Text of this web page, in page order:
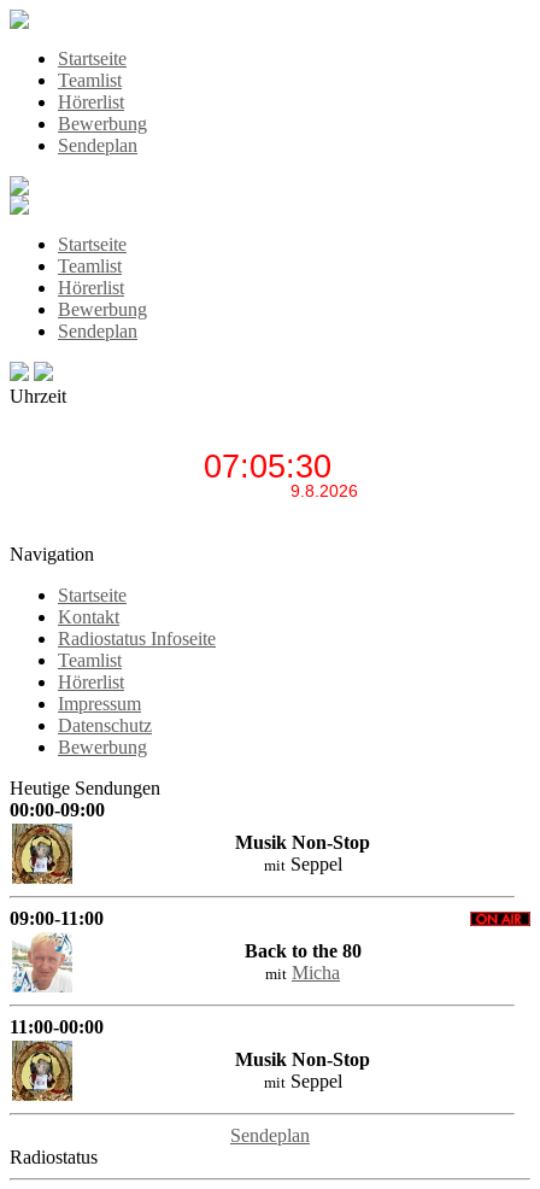
Startseite
Teamlist
Hörerlist
Bewerbung
Sendeplan
Startseite
Teamlist
Hörerlist
Bewerbung
Sendeplan
Uhrzeit
Navigation
Startseite
Kontakt
Radiostatus Infoseite
Teamlist
Hörerlist
Impressum
Datenschutz
Bewerbung
Heutige Sendungen
00:00-09:00
Musik Non-Stop
mitSeppel
09:00-11:00
Back to the 80
mit Micha
11:00-00:00
Musik Non-Stop
mitSeppel
Sendeplan
Radiostatus